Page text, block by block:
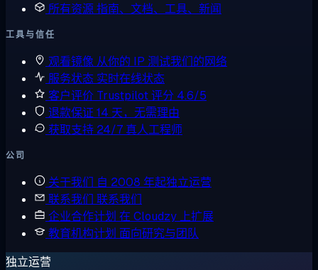
所有资源指南、文档、工具、新闻
工具与信任
观看镜像 从你的 IP 测试我们的网络
服务状态 实时在线状态
客户评价 Trustpilot 评分 4.6/5
退款保证 14 天，无需理由
获取支持 24/7 真人工程师
公司
关于我们 自 2008 年起独立运营
联系我们 联系我们
企业合作计划 在 Cloudzy 上扩展
教育机构计划 面向研究与团队
独立运营